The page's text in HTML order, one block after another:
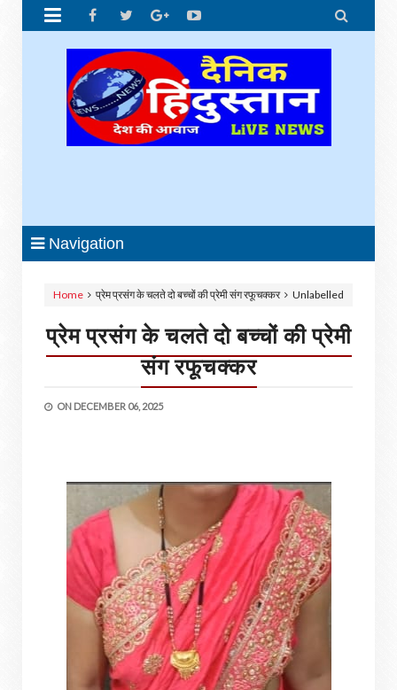
 
Navigation
Home Unlabelled
प्रेम प्रसंग के चलते दो बच्चों की प्रेमी संग रफूचक्कर
प्रेम प्रसंग के चलते दो बच्चों की प्रेमी
संग रफूचक्कर
ON DECEMBER 06, 2025